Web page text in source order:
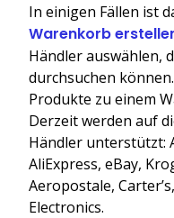
In einigen Fällen ist
Warenkorb
Händler auswählen,
durchsuchen
Produkte zu einem
Derzeit werden auf
Händler unterstützt:
AliExpress, eBay,
Aeropostale,
Electronics.